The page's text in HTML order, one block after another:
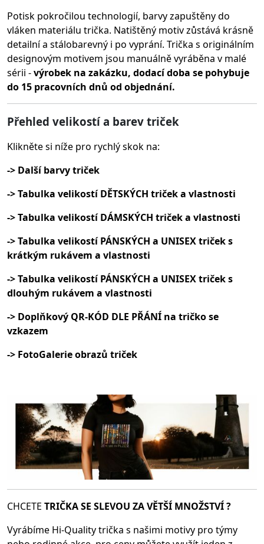
Potisk pokročilou technologií, barvy zapuštěny do
vláken materiálu trička. Natištěný motiv zůstává krásně
detailní a stálobarevný i po vyprání. Trička s originálním
designovým motivem jsou manuálně vyráběna v malé
sérii -výrobek na zakázku, dodací doba se pohybuje
do 15 pracovních dnů od objednání.
Přehled velikostí a barev triček
Klikněte si níže pro rychlý skok na:
-> Další barvy triček
-> Tabulka velikostí DĚTSKÝCH triček a vlastnosti
-> Tabulka velikostí DÁMSKÝCH triček a vlastnosti
-> Tabulka velikostí PÁNSKÝCH a UNISEX triček s
krátkým rukávem a vlastnosti
-> Tabulka velikostí PÁNSKÝCH a UNISEX triček s
dlouhým rukávem a vlastnosti
-> Doplňkový QR-KÓD DLE PŘÁNÍ na tričko se
vzkazem
-> FotoGalerie obrazů triček
CHCETE TRIČKA SE SLEVOU ZA VĚTŠÍ MNOŽSTVÍ ?
Vyrábíme Hi-Quality trička s našimi motivy pro týmy